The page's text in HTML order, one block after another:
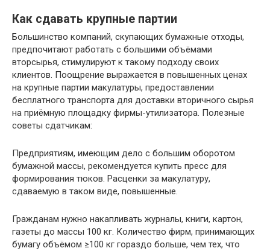
Как сдавать крупные партии
Большинство компаний, скупающих бумажные отходы,
предпочитают работать с большими объёмами
вторсырья, стимулируют к такому подходу своих
клиентов. Поощрение выражается в повышенных ценах
на крупные партии макулатуры, предоставлении
бесплатного транспорта для доставки вторичного сырья
на приёмную площадку фирмы-утилизатора. Полезные
советы сдатчикам:
Предприятиям, имеющим дело с большим оборотом
бумажной массы, рекомендуется купить пресс для
формирования тюков. Расценки за макулатуру,
сдаваемую в таком виде, повышенные.
Гражданам нужно накапливать журналы, книги, картон,
газеты до массы 100 кг. Количество фирм, принимающих
бумагу объёмом ≥100 кг гораздо больше, чем тех, что